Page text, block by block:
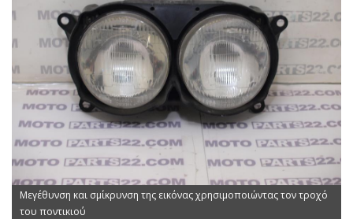
Μεγέθυνση και σμίκρυνση της εικόνας χρησιμοποιώντας τον τροχό
του ποντικιού